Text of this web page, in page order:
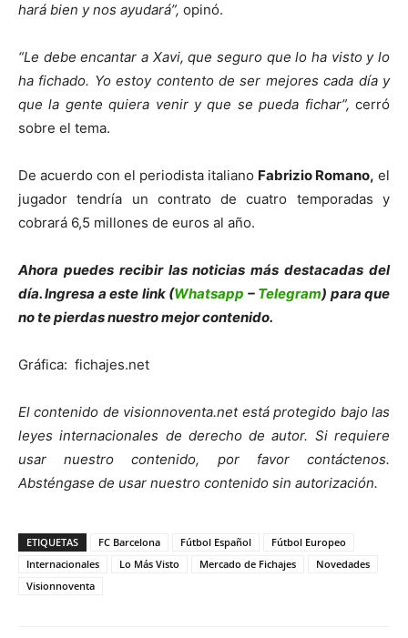
hará bien y nos ayudará”, opinó.
“Le debe encantar a Xavi, que seguro que lo ha visto y lo
ha fichado. Yo estoy contento de ser mejores cada día y
que la gente quiera venir y que se pueda fichar”, cerró
sobre el tema.
De acuerdo con el periodista italiano Fabrizio Romano, el
jugador tendría un contrato de cuatro temporadas y
cobrará 6,5 millones de euros al año.
Ahora puedes recibir las noticias más destacadas del
día. Ingresa a este link (Whatsapp – Telegram) para que
no te pierdas nuestro mejor contenido.
Gráfica: fichajes.net
El contenido de visionnoventa.net está protegido bajo las
leyes internacionales de derecho de autor. Si requiere
usar nuestro contenido, por favor contáctenos.
Absténgase de usar nuestro contenido sin autorización.
ETIQUETAS FC Barcelona Fútbol Español
Fútbol Europeo
Internacionales
Lo Más Visto Mercado de Fichajes
Novedades
Visionnoventa